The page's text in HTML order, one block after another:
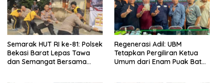
Semarak HUT RI ke-81: Polsek
Bekasi Barat Lepas Tawa
dan Semangat Bersama
Regenerasi Adil: UBM
Tetapkan Pergiliran Ketua
Umum dari Enam Puak Batak